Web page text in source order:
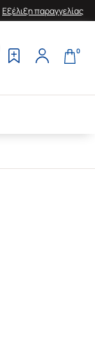
Εξέλιξη παραγγελίας
0